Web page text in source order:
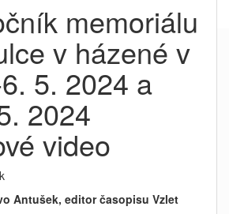
memoriálu
v házené v
5. 2024 a
2024
video
Antušek, editor časopisu Vzlet